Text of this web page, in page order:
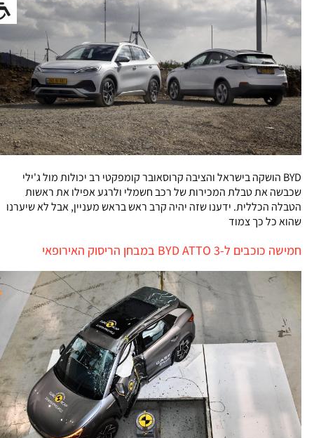
BYD הושקה בישראל והציבה קרוסאובר קומפקטי רב יכולות מול ג'ילי
שכבשה את טבלת המכירות של רכב חשמלי ולרגע אפילו את ראשות
הטבלה הכללית. ידענו שזה יהיה קרב ראש בראש מעניין, אבל לא שיערנו
שהוא כל כך צמוד
חמישה כוכבים ל-BYD ATTO 3 במבחן הריסוק האירופאי